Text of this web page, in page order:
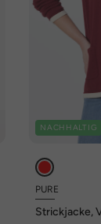
NACHHALTIG
PURE
Strickjacke,